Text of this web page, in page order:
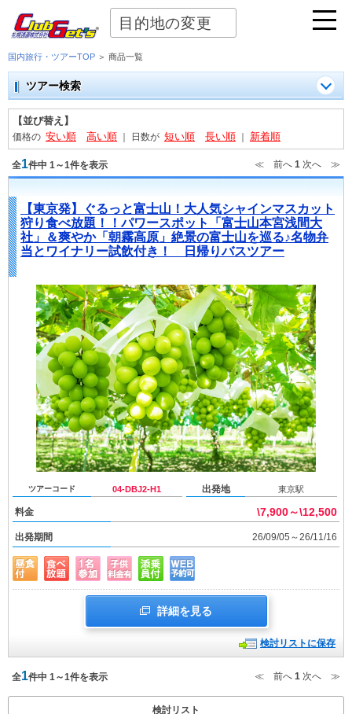
目的地の変更
国内旅行・ツアーTOP ＞ 商品一覧
ツアー検索
【並び替え】
価格の 安い順 高い順 日数が 短い順 長い順 新着順
全1件中 1～1件を表示 ≪ 前へ 1 次へ ≫
【東京発】ぐるっと富士山！大人気シャインマスカット
狩り食べ放題！！パワースポット「富士山本宮浅間大
社」＆爽やか「朝霧高原」絶景の富士山を巡る♪名物弁
当とワイナリー試飲付き！ 日帰りバスツアー
ツアーコード 04-DBJ2-H1 出発地 東京駅
料金 \7,900～\12,500
出発期間 26/09/05～26/11/16
詳細を見る
検討リストに保存
全1件中 1～1件を表示 ≪ 前へ 1 次へ ≫
検討リスト